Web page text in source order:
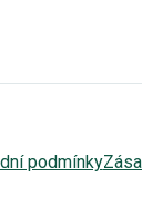
podmínky